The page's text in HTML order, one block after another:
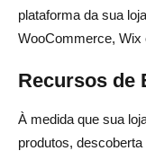
plataforma da sua
WooCommerce, Wix
Recursos de
À medida que sua
produtos,